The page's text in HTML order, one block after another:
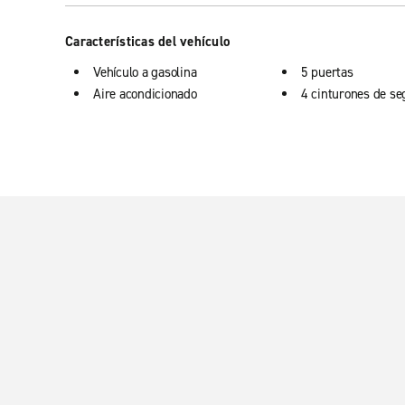
Características del vehículo
Vehículo a gasolina
Aire acondicionado
5 puertas
4 cinturones de